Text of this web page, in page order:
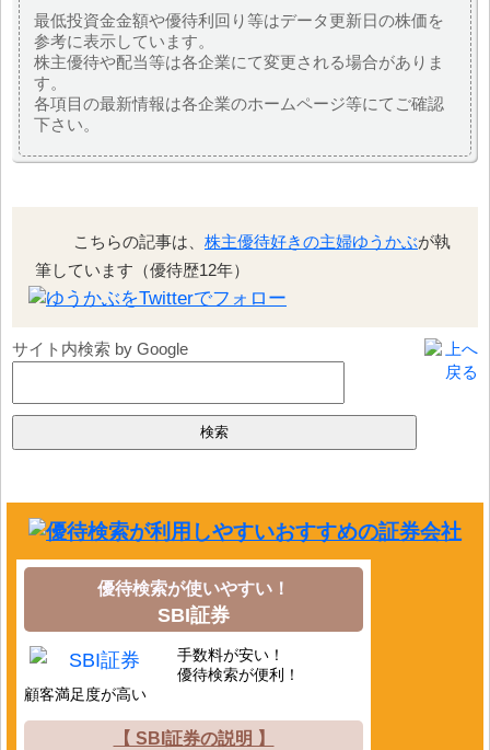
最低投資金金額や優待利回り等はデータ更新日の株価を
参考に表示しています。
株主優待や配当等は各企業にて変更される場合がありま
す。
各項目の最新情報は各企業のホームページ等にてご確認
下さい。
こちらの記事は、 株主優待好きの主婦ゆうかぶが執
筆しています（優待歴12年）
サイト内検索 by Google
優待検索が使いやすい！
SBI証券
手数料が安い！
優待検索が便利！
顧客満足度が高い
【 SBI証券の説明 】